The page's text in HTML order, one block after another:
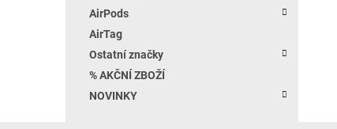
AirPods
AirTag
Ostatní značky
% AKČNÍ ZBOŽÍ
NOVINKY